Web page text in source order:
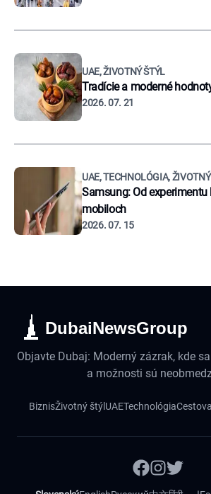
UAE, ŽIVOTNÝ ŠTÝL
Tradície a moderné
2026. 07. 21
UAE, TECHNOLÓGIA,
Samsung: Od
mobiloch
2026. 07. 15
DubaiNewsGroup
Objavte Dubaj: Moderný zázrak, kde
a možnosti sú
BiznisŽivotný štýl UAETechnológia